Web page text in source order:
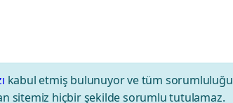
kabul etmiş bulunuyor ve tüm sorumluluğu
sitemiz hiçbir şekilde sorumlu tutulamaz.